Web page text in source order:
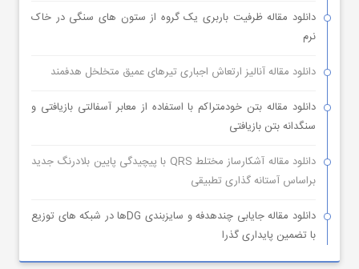
دانلود مقاله ظرفیت باربری یک گروه از ستون های سنگی در خاک
نرم
دانلود مقاله آنالیز ارتعاش اجباری تیرهای عمیق متخلخل هدفمند
دانلود مقاله بتن خودمتراکم با استفاده از معابر آسفالتی بازیافتی و
سنگدانه بتن بازیافتی
دانلود مقاله آشکارساز مختلط QRS با پیچیدگی پایین بلادرنگ جدید
براساس آستانه گذاری تطبیقی
دانلود مقاله جایابی چندهدفه و سایزبندی DGها در شبکه های توزیع
با تضمین پایداری گذرا